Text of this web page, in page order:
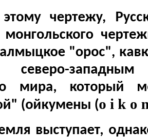
этому чертежу,
монгольского
"орос",
северо-
мира, который
(ойкумены (o i k o
выступает,